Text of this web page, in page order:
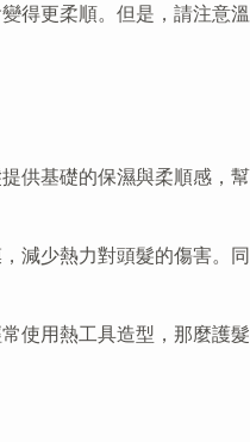
得更柔順。但是，請注意溫
供基礎的保濕與柔順感，幫
減少熱力對頭髮的傷害。同
使用熱工具造型，那麼護髮